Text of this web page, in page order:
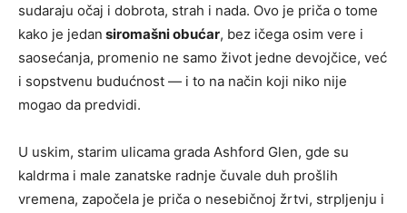
sudaraju očaj i dobrota, strah i nada. Ovo je priča o tome
kako je jedan siromašni obućar, bez ičega osim vere i
saosećanja, promenio ne samo život jedne devojčice, već
i sopstvenu budućnost — i to na način koji niko nije
mogao da predvidi.
U uskim, starim ulicama grada Ashford Glen, gde su
kaldrma i male zanatske radnje čuvale duh prošlih
vremena, započela je priča o nesebičnoj žrtvi, strpljenju i